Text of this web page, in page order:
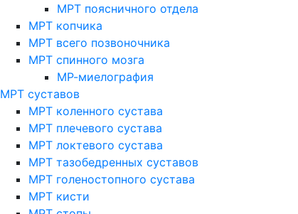
МРТ поясничного отдела
МРТ копчика
МРТ всего позвоночника
МРТ спинного мозга
МР-миелография
МРТ суставов
МРТ коленного сустава
МРТ плечевого сустава
МРТ локтевого сустава
МРТ тазобедренных суставов
МРТ голеностопного сустава
МРТ кисти